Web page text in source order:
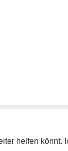
helfen